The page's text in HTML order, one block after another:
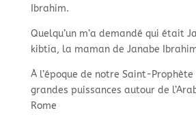
Ibrahim.
Quelqu’un m’a demandé qui était
kibtia, la maman de Janabe
À l’époque de notre Saint-
grandes puissances autour de
Rome